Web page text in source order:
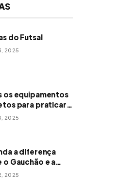
do Futsal
2025
os equipamentos
para praticar
2025
a diferença
o Gauchão e a
de Futsal
2025